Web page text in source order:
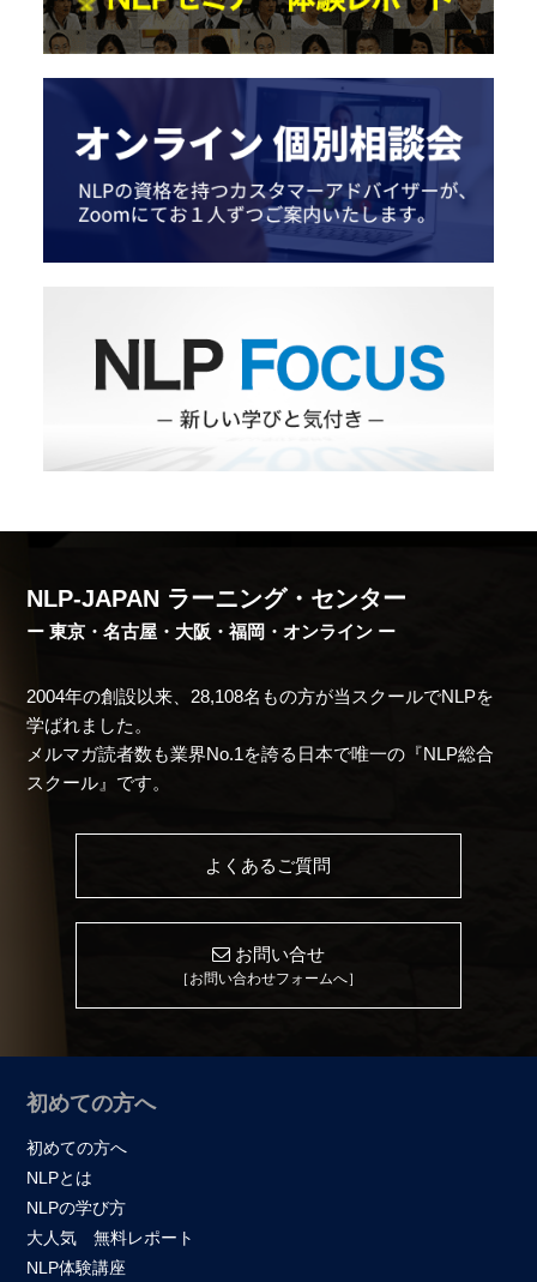
NLP-JAPAN ラーニング・センター
ー 東京・名古屋・大阪・福岡・オンライン ー
2004年の創設以来、28,108名もの方が当スクールでNLPを
学ばれました。
メルマガ読者数も業界No.1を誇る日本で唯一の『NLP総合
スクール』です。
よくあるご質問
お問い合せ
［お問い合わせフォームへ］
初めての方へ
初めての方へ
NLPとは
NLPの学び方
大人気 無料レポート
NLP体験講座